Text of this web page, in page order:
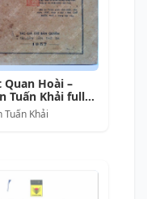
Quan Hoài –
Tuấn Khải full
pdf epub azw3
Ca]
Tuấn Khải